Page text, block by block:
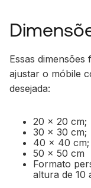
Essas
ajustar o móbile
desejada:
20 x 20 cm;
30 x 30 cm;
40 x 40 cm;
50 x 50 cm
Formato
altura de 10